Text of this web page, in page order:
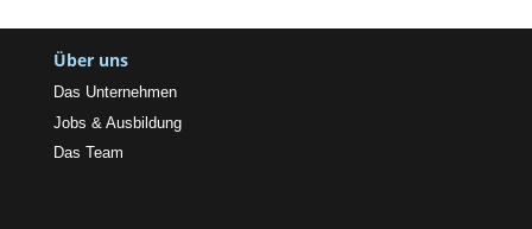
Über uns
Das Unternehmen
Jobs & Ausbildung
Das Team